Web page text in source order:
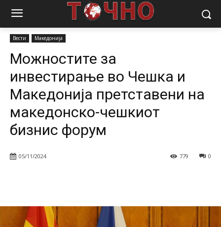
Почетна
Можностите за инвестирање во Чешка и
Вести Македонија
Можностите за
инвестирање во Чешка и
Македонија претставени на
македонско-чешкиот
бизнис форум
05/11/2024 0
779